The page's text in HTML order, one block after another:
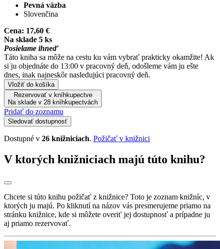
Pevná väzba
Slovenčina
Cena: 17,60 €
Na sklade 5 ks
Posielame ihneď
Táto kniha sa môže na cestu ku vám vybrať prakticky okamžite! Ak
si ju objednáte do 13:00 v pracovný deň, odošleme vám ju ešte
dnes, inak najneskôr nasledujúci pracovný deň.
Vložiť do košíka
Rezervovať v kníhkupectve
Na sklade v 28 kníhkupectvách
Pridať do zoznamu
Sledovať dostupnosť
Dostupné v 26 knižniciach. Požičať v knižnici
V ktorých knižniciach majú túto knihu?
Chcete si túto knihu požičať z knižnice? Toto je zoznam knižníc, v
ktorých ju majú. Po kliknutí na názov vás presmerujeme priamo na
stránku knižnice, kde si môžete overiť jej dostupnosť a prípadne ju
aj priamo rezervovať.